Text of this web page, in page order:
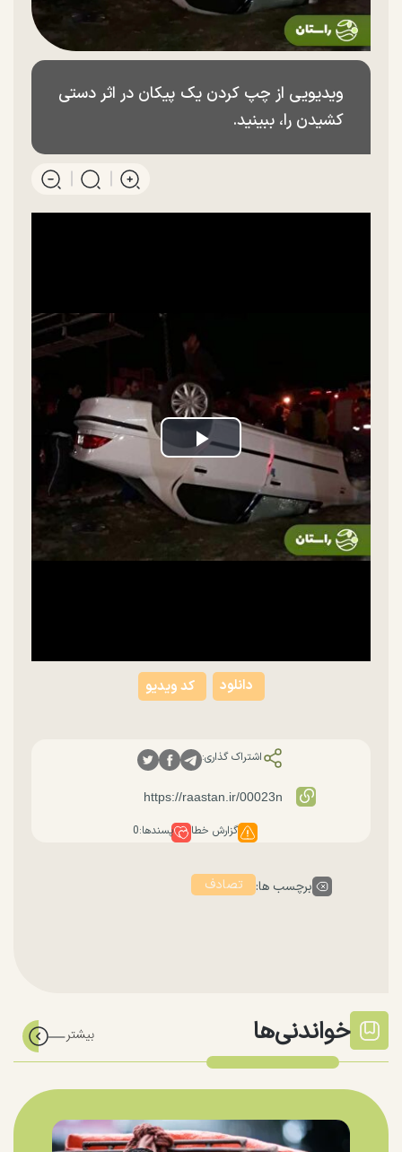
ویدیویی از چپ کردن یک پیکان در اثر دستی
کشیدن را، ببینید.
Play
Video
کد ویدیو دانلود
اشتراک گذاری:
گزارش خطا پسندها:0
برچسب ها: تصادف
خواندنی‌ها